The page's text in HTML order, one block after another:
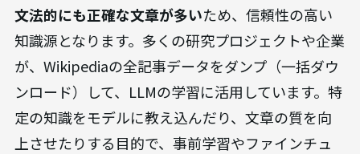
文法的にも正確な文章が多いため、信頼性の高い
知識源となります。多くの研究プロジェクトや企業
が、Wikipediaの全記事データをダンプ（一括ダウ
ンロード）して、LLMの学習に活用しています。特
定の知識をモデルに教え込んだり、文章の質を向
上させたりする目的で、事前学習やファインチュ